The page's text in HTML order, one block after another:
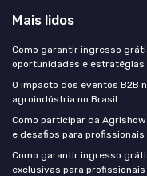
Mais lidos
Como garantir ingresso
oportunidades e estratégias
O impacto dos eventos B2B
agroindústria no Brasil
Como participar da
e desafios para
Como garantir ingresso
exclusivas para